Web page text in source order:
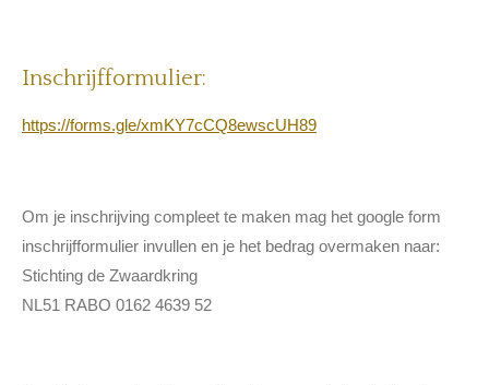
Inschrijfformulier:
https://forms.gle/xmKY7cCQ8ewscUH89
Om je inschrijving compleet te maken mag het google form
inschrijfformulier invullen en je het bedrag overmaken naar:
Stichting de Zwaardkring
NL51 RABO 0162 4639 52